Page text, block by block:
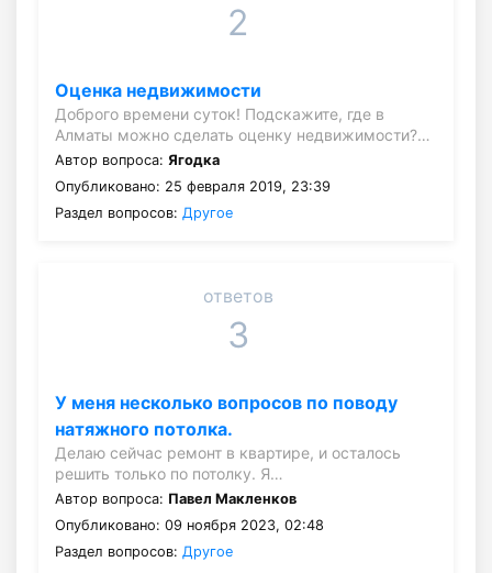
2
Оценка недвижимости
Доброго времени суток! Подскажите, где в
Алматы можно сделать оценку недвижимости?…
Автор вопроса: Ягодка
Опубликовано: 25 февраля 2019, 23:39
Раздел вопросов: Другое
ответов
3
У меня несколько вопросов по поводу
натяжного потолка.
Делаю сейчас ремонт в квартире, и осталось
решить только по потолку. Я…
Автор вопроса: Павел Макленков
Опубликовано: 09 ноября 2023, 02:48
Раздел вопросов: Другое